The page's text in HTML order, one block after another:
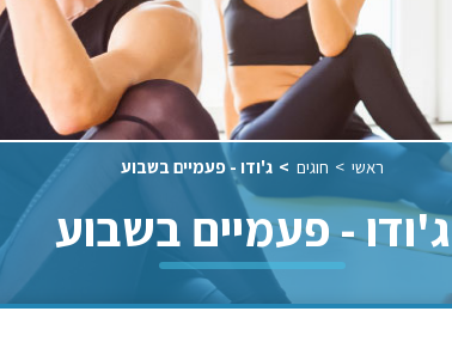
ראשי חוגים ג'ודו - פעמיים בשבוע
ג'ודו - פעמיים בשבוע